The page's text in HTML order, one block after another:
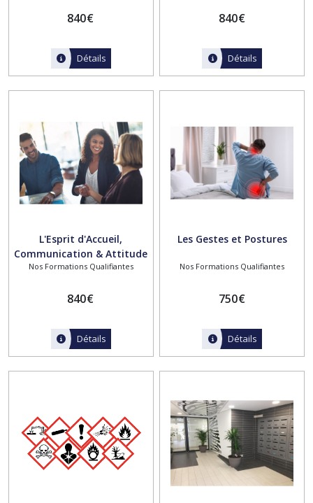
840€
Détails
840€
Détails
L'Esprit d'Accueil,
Communication & Attitude
de service
Nos Formations Qualifiantes
840€
Détails
Les Gestes et Postures
Nos Formations Qualifiantes
750€
Détails